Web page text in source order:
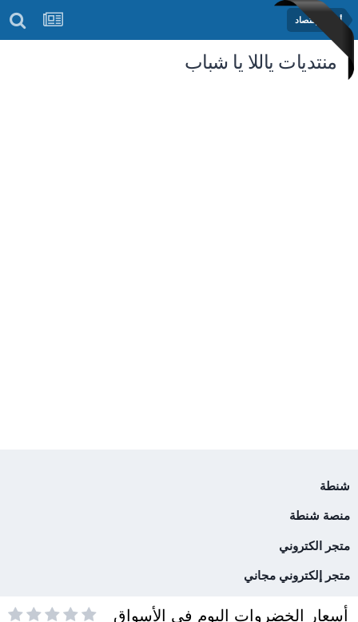
أخبار الإقتصاد
منتديات ياللا يا شباب
شنطة
منصة شنطة
متجر الكتروني
متجر إلكتروني مجاني
أسعار الخضروات اليوم في الأسواق